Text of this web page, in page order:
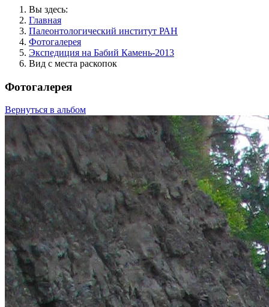
Вы здесь:
Главная
Палеонтологический институт РАН
Фотогалерея
Экспедиция на Бабий Камень-2013
Вид с места раскопок
Фотогалерея
Вернуться в альбом